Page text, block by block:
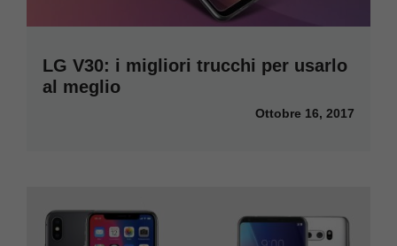
LG V30: i migliori trucchi per usarlo
al meglio
Ottobre 16, 2017